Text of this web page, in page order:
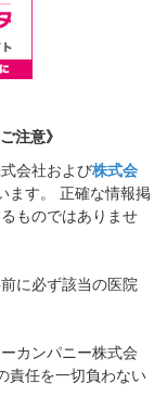
注意》
会社および株式会
ます。 正確な情報掲
ものではありませ
に必ず該当の医院
カンパニー株式会
責任を一切負わない